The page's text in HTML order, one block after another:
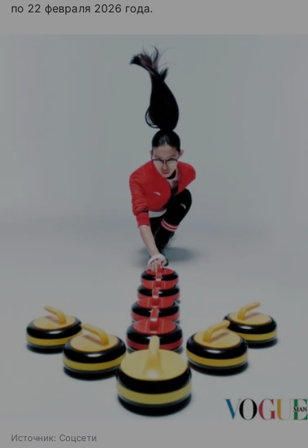
по 22 февраля 2026 года.
Источник: Соцсети